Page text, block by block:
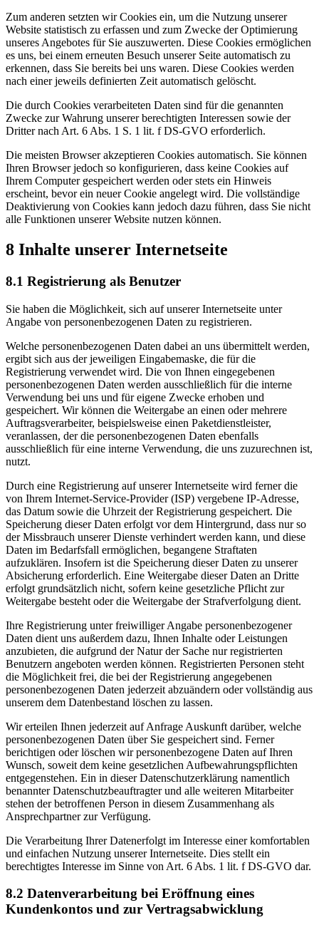
Zum anderen setzten wir Cookies ein, um die Nutzung unserer
Website statistisch zu erfassen und zum Zwecke der Optimierung
unseres Angebotes für Sie auszuwerten. Diese Cookies ermöglichen
es uns, bei einem erneuten Besuch unserer Seite automatisch zu
erkennen, dass Sie bereits bei uns waren. Diese Cookies werden
nach einer jeweils definierten Zeit automatisch gelöscht.
Die durch Cookies verarbeiteten Daten sind für die genannten
Zwecke zur Wahrung unserer berechtigten Interessen sowie der
Dritter nach Art. 6 Abs. 1 S. 1 lit. f DS-GVO erforderlich.
Die meisten Browser akzeptieren Cookies automatisch. Sie können
Ihren Browser jedoch so konfigurieren, dass keine Cookies auf
Ihrem Computer gespeichert werden oder stets ein Hinweis
erscheint, bevor ein neuer Cookie angelegt wird. Die vollständige
Deaktivierung von Cookies kann jedoch dazu führen, dass Sie nicht
alle Funktionen unserer Website nutzen können.
8 Inhalte unserer Internetseite
8.1 Registrierung als Benutzer
Sie haben die Möglichkeit, sich auf unserer Internetseite unter
Angabe von personenbezogenen Daten zu registrieren.
Welche personenbezogenen Daten dabei an uns übermittelt werden,
ergibt sich aus der jeweiligen Eingabemaske, die für die
Registrierung verwendet wird. Die von Ihnen eingegebenen
personenbezogenen Daten werden ausschließlich für die interne
Verwendung bei uns und für eigene Zwecke erhoben und
gespeichert. Wir können die Weitergabe an einen oder mehrere
Auftragsverarbeiter, beispielsweise einen Paketdienstleister,
veranlassen, der die personenbezogenen Daten ebenfalls
ausschließlich für eine interne Verwendung, die uns zuzurechnen ist,
nutzt.
Durch eine Registrierung auf unserer Internetseite wird ferner die
von Ihrem Internet-Service-Provider (ISP) vergebene IP-Adresse,
das Datum sowie die Uhrzeit der Registrierung gespeichert. Die
Speicherung dieser Daten erfolgt vor dem Hintergrund, dass nur so
der Missbrauch unserer Dienste verhindert werden kann, und diese
Daten im Bedarfsfall ermöglichen, begangene Straftaten
aufzuklären. Insofern ist die Speicherung dieser Daten zu unserer
Absicherung erforderlich. Eine Weitergabe dieser Daten an Dritte
erfolgt grundsätzlich nicht, sofern keine gesetzliche Pflicht zur
Weitergabe besteht oder die Weitergabe der Strafverfolgung dient.
Ihre Registrierung unter freiwilliger Angabe personenbezogener
Daten dient uns außerdem dazu, Ihnen Inhalte oder Leistungen
anzubieten, die aufgrund der Natur der Sache nur registrierten
Benutzern angeboten werden können. Registrierten Personen steht
die Möglichkeit frei, die bei der Registrierung angegebenen
personenbezogenen Daten jederzeit abzuändern oder vollständig aus
unserem dem Datenbestand löschen zu lassen.
Wir erteilen Ihnen jederzeit auf Anfrage Auskunft darüber, welche
personenbezogenen Daten über Sie gespeichert sind. Ferner
berichtigen oder löschen wir personenbezogene Daten auf Ihren
Wunsch, soweit dem keine gesetzlichen Aufbewahrungspflichten
entgegenstehen. Ein in dieser Datenschutzerklärung namentlich
benannter Datenschutzbeauftragter und alle weiteren Mitarbeiter
stehen der betroffenen Person in diesem Zusammenhang als
Ansprechpartner zur Verfügung.
Die Verarbeitung Ihrer Datenerfolgt im Interesse einer komfortablen
und einfachen Nutzung unserer Internetseite. Dies stellt ein
berechtigtes Interesse im Sinne von Art. 6 Abs. 1 lit. f DS-GVO dar.
8.2 Datenverarbeitung bei Eröffnung eines
Kundenkontos und zur Vertragsabwicklung